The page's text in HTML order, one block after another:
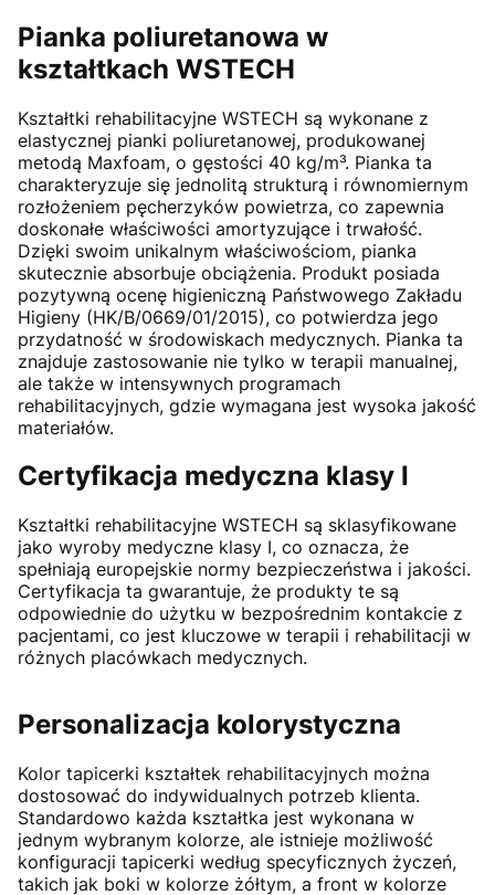
Pianka poliuretanowa w
kształtkach WSTECH
Kształtki rehabilitacyjne WSTECH są wykonane z
elastycznej pianki poliuretanowej, produkowanej
metodą Maxfoam, o gęstości 40 kg/m³. Pianka ta
charakteryzuje się jednolitą strukturą i równomiernym
rozłożeniem pęcherzyków powietrza, co zapewnia
doskonałe właściwości amortyzujące i trwałość.
Dzięki swoim unikalnym właściwościom, pianka
skutecznie absorbuje obciążenia. Produkt posiada
pozytywną ocenę higieniczną Państwowego Zakładu
Higieny (HK/B/0669/01/2015), co potwierdza jego
przydatność w środowiskach medycznych. Pianka ta
znajduje zastosowanie nie tylko w terapii manualnej,
ale także w intensywnych programach
rehabilitacyjnych, gdzie wymagana jest wysoka jakość
materiałów.
Certyfikacja medyczna klasy I
Kształtki rehabilitacyjne WSTECH są sklasyfikowane
jako wyroby medyczne klasy I, co oznacza, że
spełniają europejskie normy bezpieczeństwa i jakości.
Certyfikacja ta gwarantuje, że produkty te są
odpowiednie do użytku w bezpośrednim kontakcie z
pacjentami, co jest kluczowe w terapii i rehabilitacji w
różnych placówkach medycznych.
Personalizacja kolorystyczna
Kolor tapicerki kształtek rehabilitacyjnych można
dostosować do indywidualnych potrzeb klienta.
Standardowo każda kształtka jest wykonana w
jednym wybranym kolorze, ale istnieje możliwość
konfiguracji tapicerki według specyficznych życzeń,
takich jak boki w kolorze żółtym, a front w kolorze